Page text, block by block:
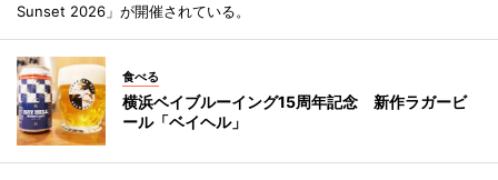
Sunset 2026」が開催されている。
食べる
横浜ベイブルーイング15周年記念 新作ラガービ
ール「ベイヘル」